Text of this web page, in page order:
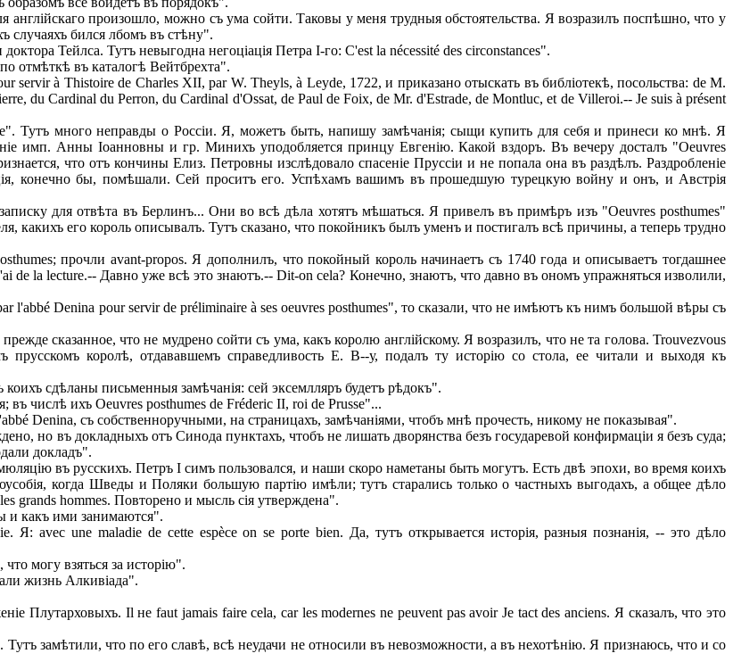
произошло, можно съ ума сойти. Таковы у меня трудныя обстоятельства. Я возразилъ поспѣшно, что у
случаяхъ бился лбомъ въ стѣну".
Тейлса. Тутъ невыгодна негоціація Петра І-го: C'est la nécessité des circonstances".
отмѣткѣ въ каталогѣ Вейтбрехта".
à Thistoire de Charles XII, par W. Theyls, à Leyde, 1722, и приказано отыскать въ библіотекѣ, посольства: de M.
du Cardinal du Perron, du Cardinal d'Ossat, de Paul de Foix, de Mr. d'Estrade, de Montluc, et de Villeroi.-- Je suis à présent
Тутъ много неправды о Россіи. Я, можетъ быть, напишу замѣчанія; сыщи купить для себя и принеси ко мнѣ. Я
имп. Анны Іоанновны и гр. Минихъ уподобляется принцу Евгенію. Какой вздоръ. Въ вечеру досталъ "Oeuvres
что отъ кончины Елиз. Петровны изслѣдовало спасеніе Пруссіи и не попала она въ раздѣлъ. Раздробленіе
конечно бы, помѣшали. Сей проситъ его. Успѣхамъ вашимъ въ прошедшую турецкую войну и онъ, и Австрія
для отвѣта въ Берлинъ... Они во всѣ дѣла хотятъ мѣшаться. Я привелъ въ примѣръ изъ "Oeuvres posthumes"
какихъ его король описывалъ. Тутъ сказано, что покойникъ былъ уменъ и постигалъ всѣ причины, а теперь трудно
прочли avant-propos. Я дополнилъ, что покойный король начинаетъ съ 1740 года и описываетъ тогдашнее
de la lecture.-- Давно уже всѣ это знаютъ.-- Dit-on cela? Конечно, знаютъ, что давно въ ономъ упражняться изволили,
l'abbé Denina pour servir de préliminaire à ses oeuvres posthumes", то сказали, что не имѣютъ къ нимъ большой вѣры съ
сказанное, что не мудрено сойти съ ума, какъ королю англійскому. Я возразилъ, что не та голова. Trouvezvous
королѣ, отдававшемъ справедливость Е. В--у, подалъ ту исторію со стола, ее читали и выходя къ
сдѣланы письменныя замѣчанія: сей эксемлляръ будетъ рѣдокъ".
числѣ ихъ Oeuvres posthumes de Fréderic II, roi de Prusse"...
Denina, съ собственноручными, на страницахъ, замѣчаніями, чтобъ мнѣ прочесть, никому не показывая".
но въ докладныхъ отъ Синода пунктахъ, чтобъ не лишать дворянства безъ государевой конфирмаціи я безъ суда;
докладъ".
въ русскихъ. Петръ I симъ пользовался, и наши скоро наметаны быть могутъ. Есть двѣ эпохи, во время коихъ
когда Шведы и Поляки большую партію имѣли; тутъ старались только о частныхъ выгодахъ, а общее дѣло
grands hommes. Повторено и мысль сія утверждена".
и какъ ими занимаются".
avec une maladie de cette espèce on se porte bien. Да, тутъ открывается исторія, разныя познанія, -- это дѣло
могу взяться за исторію".
жизнь Алкивіада".
Плутарховыхъ. Il не faut jamais faire cela, car les modernes ne peuvent pas avoir Je tact des anciens. Я сказалъ, что это
замѣтили, что по его славѣ, всѣ неудачи не относили въ невозможности, а въ нехотѣнію. Я признаюсь, что и со